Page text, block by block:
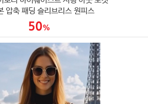
압축 패딩 슬리브리스 원피스